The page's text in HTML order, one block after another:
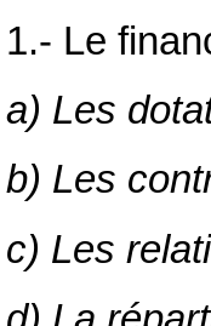
1.- Le
a) Les
b) Les
c) Les